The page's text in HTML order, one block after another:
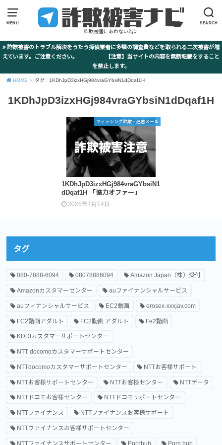
MENU SEARCH
詐欺被害にあわない為に
詐欺被害のトラブル解決をうたう探偵業者に多額の調査費などを取られる二次被害が増
えています。ご注意ください。 【注意】当サイトの内容を無断転載をすること
を禁止します。
HOME タグ : 1KDhJpD3izxHGj984vraGYbsiN1dDqaf1H
1KDhJpD3izxHGj984vraGYbsiN1dDqaf1H
フィッシング詐欺・迷惑メール
1KDhJpD3izxHGj984vraGYbsiN1
dDqaf1H 「協力オファー」
2025年7月14日
タグ
080-7888-6094 08078886094 Amazon Japan（株）受付
Amazonカスタマーセンター auファイナンシャルサービス
auフィナンシャルサービス EC2動画 erosex-xxxjav.com
FC2動画アダルト FC2動画 アダルト Fe2動画
KDDIカスタマーサポートセンター
NTT docomoカスタマーサポートセンター
NTTdocomoカスタマーサポートセンター NTTお客様サポート
NTTお客様サポートセンター NTTお客様センター NTTデータ
NTTドコモお客様センター NTTドコモサポートセンター
NTTファイナンス NTTファイナンスお客様サポート
NTTファイナンスお客様サポートセンター
NTTファイナンスサポートセンター Pornhub Porn hub